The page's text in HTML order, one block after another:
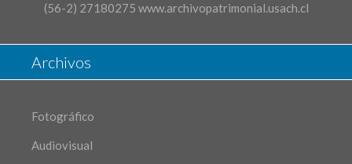
(56-2) 27180275 www.archivopatrimonial.usach.cl
Archivos
Fotográfico
Audiovisual